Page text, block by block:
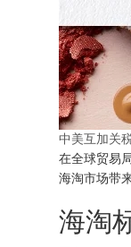
中美互加关
在全球贸易
海淘市场带
海淘